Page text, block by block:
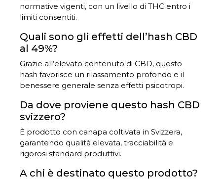
normative vigenti, con un livello di THC entro i
limiti consentiti.
Quali sono gli effetti dell’hash CBD
al 49%?
Grazie all’elevato contenuto di CBD, questo
hash favorisce un rilassamento profondo e il
benessere generale senza effetti psicotropi.
Da dove proviene questo hash CBD
svizzero?
È prodotto con canapa coltivata in Svizzera,
garantendo qualità elevata, tracciabilità e
rigorosi standard produttivi.
A chi è destinato questo prodotto?